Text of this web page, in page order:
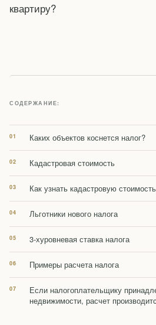
квартиру?
СОДЕРЖАНИЕ:
Каких объектов коснется налог?
Кадастровая стоимость
Как узнать кадастровую
Льготники нового налога
3-хуровневая ставка налога
Примеры расчета налога
Если налогоплательщику
недвижимости, расчет